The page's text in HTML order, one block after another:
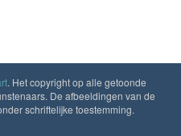
. Het copyright op alle getoonde
De afbeeldingen van de
schriftelijke toestemming.